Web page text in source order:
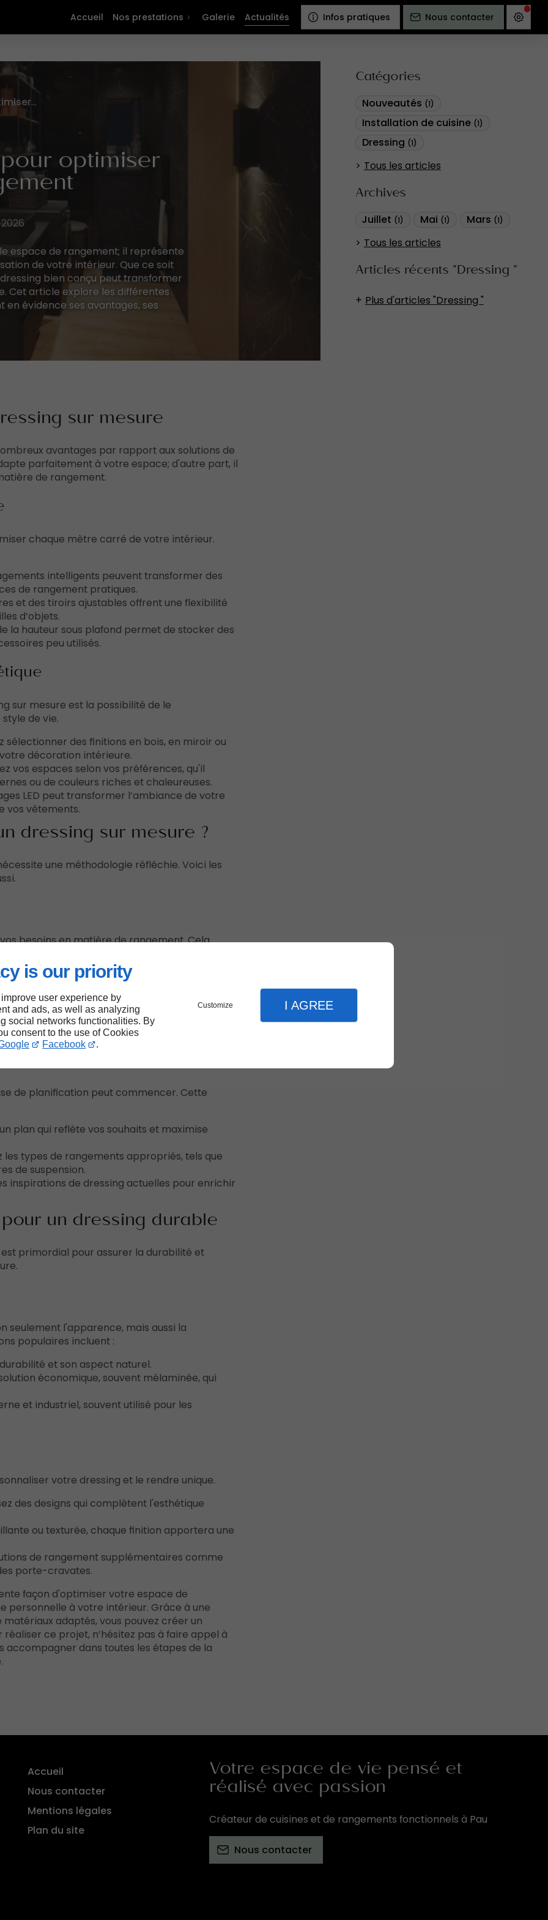
is our priority
user experience by
and ads, as well as analyzing
social networks functionalities. By
consent to the use of Cookies
Facebook .
Customize I AGREE
Accueil Nos prestations Galerie Actualités Infos pratiques Nous contacter
Catégories
Nouveautés (1)
Installation de cuisine (1)
Dressing (1)
Tous les articles
Archives
Juillet (1) Mai (1) Mars (1)
Tous les articles
Articles récents "Dressing "
Plus d'articles "Dressing "
Dressing sur mesure pour optimiser votre espace de rangement
optimiser
espace de rangement; il représente
de votre intérieur. Que ce soit
bien conçu peut transformer
Cet article explore les différentes
en évidence ses avantages, ses
sur mesure
avantages par rapport aux solutions de
parfaitement à votre espace; d'autre part, il
de rangement.
chaque mètre carré de votre intérieur.
intelligents peuvent transformer des
de rangement pratiques.
et des tiroirs ajustables offrent une flexibilité
d’objets.
la hauteur sous plafond permet de stocker des
peu utilisés.
sur mesure est la possibilité de le
de vie.
sélectionner des finitions en bois, en miroir ou
décoration intérieure.
vos espaces selon vos préférences, qu'il
ou de couleurs riches et chaleureuses.
LED peut transformer l’ambiance de votre
vos vêtements.
dressing sur mesure ?
une méthodologie réfléchie. Voici les
besoins en matière de rangement. Cela
chaussures, accessoires, etc.
: combien de temps passez-vous à choisir vos
: mesurez l’espace où vous souhaitez
de planification peut commencer. Cette
plan qui reflète vos souhaits et maximise
les types de rangements appropriés, tels que
de suspension.
inspirations de dressing actuelles pour enrichir
un dressing durable
primordial pour assurer la durabilité et
seulement l'apparence, mais aussi la
populaires incluent :
et son aspect naturel.
économique, souvent mélaminée, qui
et industriel, souvent utilisé pour les
votre dressing et le rendre unique.
des designs qui complètent l'esthétique
ou texturée, chaque finition apportera une
de rangement supplémentaires comme
porte-cravates.
façon d'optimiser votre espace de
personnelle à votre intérieur. Grâce à une
adaptés, vous pouvez créer un
ce projet, n’hésitez pas à faire appel à
accompagner dans toutes les étapes de la
Accueil
Nous contacter
Mentions légales
Plan du site
Votre espace de vie pensé et
réalisé avec passion
Créateur de cuisines et de rangements fonctionnels à Pau
Nous contacter